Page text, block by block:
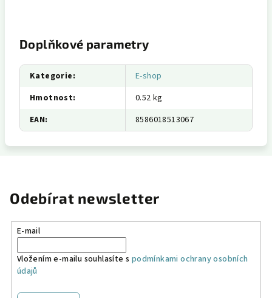
Doplňkové parametry
Kategorie:
E-shop
Hmotnost:
0.52 kg
EAN: 8586018513067
Odebírat newsletter
E-mail
Vložením e-mailu souhlasíte s podmínkami ochrany osobních
údajů